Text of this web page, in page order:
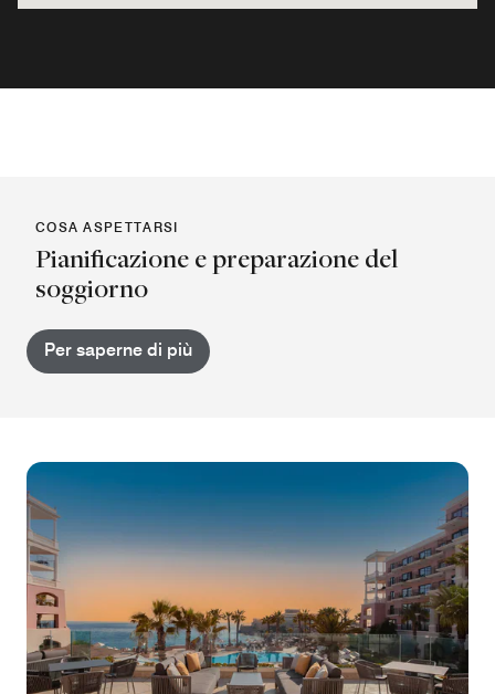
COSA ASPETTARSI
Pianificazione e preparazione del
soggiorno
Per saperne di più